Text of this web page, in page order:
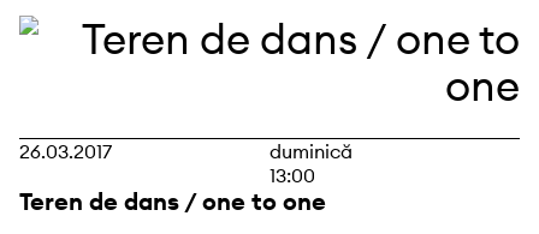
26.03.2017
duminică
13:00
Teren de dans / one to one